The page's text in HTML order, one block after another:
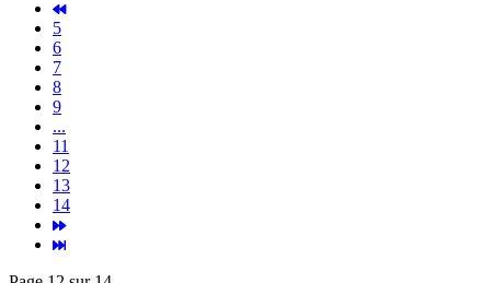
5
6
7
8
9
...
11
12
13
14